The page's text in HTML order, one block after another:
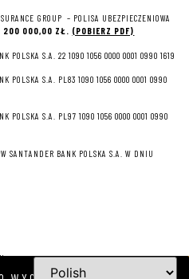
GROUP – POLISA UBEZPIECZENIOWA
200 000,00 ZŁ. (POBIERZ PDF)
POLSKA S.A. 22 1090 1056 0000 0001 0990 1619
POLSKA S.A. PL83 1090 1056 0000 0001 0990
POLSKA S.A. PL97 1090 1056 0000 0001 0990
SANTANDER BANK POLSKA S.A. W DNIU